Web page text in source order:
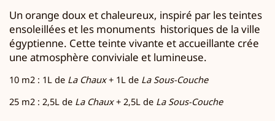
Un orange doux et chaleureux, inspiré par les teintes
ensoleillées et les monuments historiques de la ville
égyptienne. Cette teinte vivante et accueillante crée
une atmosphère conviviale et lumineuse.
10 m2 : 1L de La Chaux+ 1L de La Sous-Couche
25 m2 : 2,5L de La Chaux+ 2,5L de La Sous-Couche